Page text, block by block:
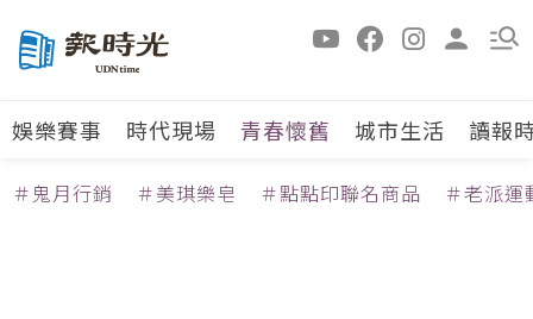
娛樂賽事 時代現場 青春懷舊 城市生活 讀報
＃鬼月行銷 ＃美琪樂皂 ＃點點印聯名商品 ＃老派運